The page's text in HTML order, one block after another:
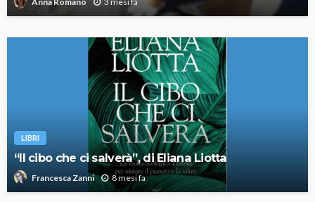
LIBRI
“Il cibo che ci salverà”, di Eliana Liotta
Francesca Zanni 8 mesi fa